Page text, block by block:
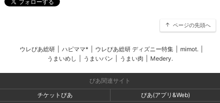
ページの先頭へ
ウレぴあ総研 ハピママ* ウレぴあ総研 ディズニー特集 mimot.
うまいめし
うまいパン うまい肉 Medery.
ぴあ関連サイト
チケットぴあ
ぴあ(アプリ&Web)